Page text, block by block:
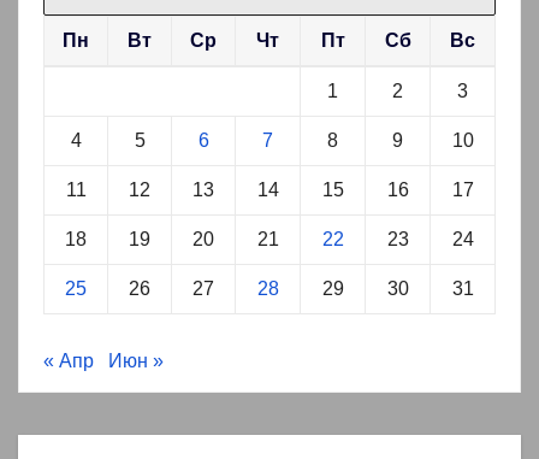
Пн Вт Ср Чт Пт Сб Вс
1 2 3
4 5 6 7 8 9 10
11 12 13 14 15 16 17
18 19 20 21 22 23 24
25 26 27 28 29 30 31
« Апр Июн »